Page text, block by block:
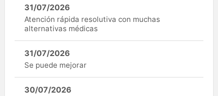
31/07/2026
Atención rápida resolutiva con muchas
alternativas médicas
31/07/2026
Se puede mejorar
30/07/2026